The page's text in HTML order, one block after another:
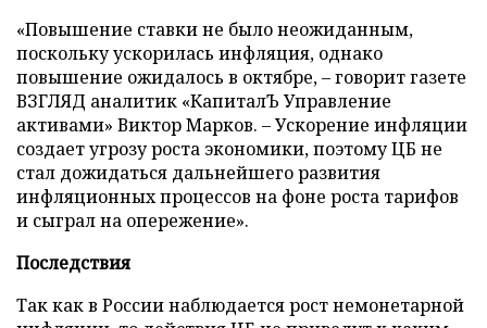
«Повышение ставки не было неожиданным,
поскольку ускорилась инфляция, однако
повышение ожидалось в октябре, – говорит газете
ВЗГЛЯД аналитик «КапиталЪ Управление
активами» Виктор Марков. – Ускорение инфляции
создает угрозу роста экономики, поэтому ЦБ не
стал дожидаться дальнейшего развития
инфляционных процессов на фоне роста тарифов
и сыграл на опережение».
Последствия
Так как в России наблюдается рост немонетарной